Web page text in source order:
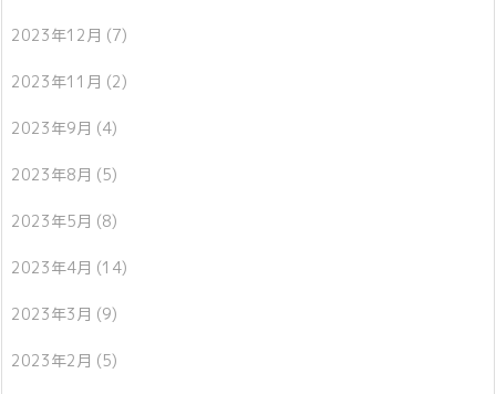
2023年12月 (7)
2023年11月 (2)
2023年9月 (4)
2023年8月 (5)
2023年5月 (8)
2023年4月 (14)
2023年3月 (9)
2023年2月 (5)